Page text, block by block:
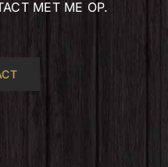
MET ME OP.